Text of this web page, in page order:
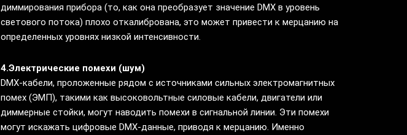
диммирования прибора (то, как она преобразует значение DMX в уровень
светового потока) плохо откалибрована, это может привести к мерцанию на
определенных уровнях низкой интенсивности.
4.Электрические помехи (шум)
DMX-кабели, проложенные рядом с источниками сильных электромагнитных
помех (ЭМП), такими как высоковольтные силовые кабели, двигатели или
диммерные стойки, могут наводить помехи в сигнальной линии. Эти помехи
могут искажать цифровые DMX-данные, приводя к мерцанию. Именно